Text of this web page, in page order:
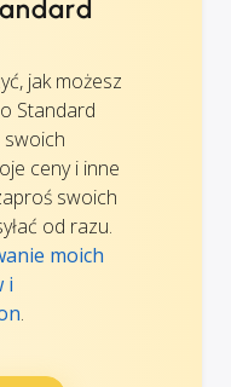
jak możesz
Standard
ceny i inne
swoich
od razu.
moich
i
.